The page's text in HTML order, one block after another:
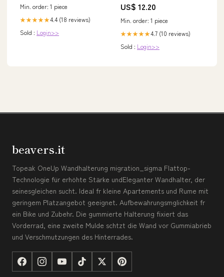
Min. order: 1 piece
★★★★★4.4 (18 reviews)
Sold : Login>>
US$ 12.20
Min. order: 1 piece
★★★★★4.7 (10 reviews)
Sold : Login>>
beavers.it
Topeak OneUp Wandhalterung migration_sigma Flattop-
Technologie für erhöhte Stärke undEleganter Wandhalter, der
seinesgleichen sucht. Ideal fr kleine Apartements und Rume mit
geringem Platzangebot geeignet. Aufbewahrungsmglichkeit fr
ein Bike und Zubehr. Die gummierte Halterung fixiert das
Vorderrad, eine zweite Mulde schtzt die Wand vor Gummiabrieb
und Verschmutzungen des Hinterrades.